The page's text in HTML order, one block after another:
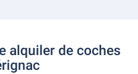
alquiler de coches